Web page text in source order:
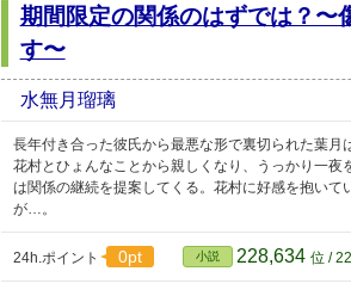
期間限定の関係のはずでは？〜
す〜
水無月瑠璃
長年付き合った彼氏から最悪な形で裏切られた葉月
花村とひょんなことから親しくなり、うっかり一
は関係の継続を提案してくる。花村に好感を抱い
が…。
24h.ポイント 0pt 小説 228,634 位 /